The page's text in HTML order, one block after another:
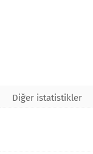
Diğer istatistikler